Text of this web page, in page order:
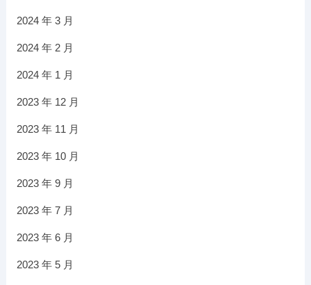
2024 年 3 月
2024 年 2 月
2024 年 1 月
2023 年 12 月
2023 年 11 月
2023 年 10 月
2023 年 9 月
2023 年 7 月
2023 年 6 月
2023 年 5 月